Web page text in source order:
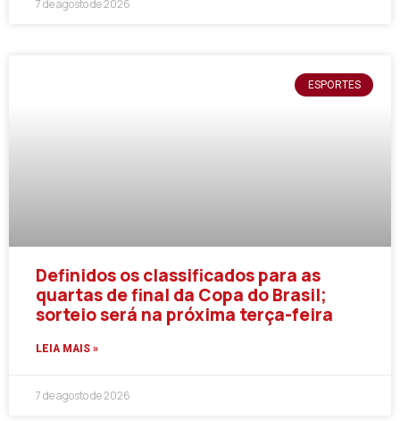
7 de agosto de 2026
ESPORTES
Definidos os classificados para as
quartas de final da Copa do Brasil;
sorteio será na próxima terça-feira
LEIA MAIS »
7 de agosto de 2026